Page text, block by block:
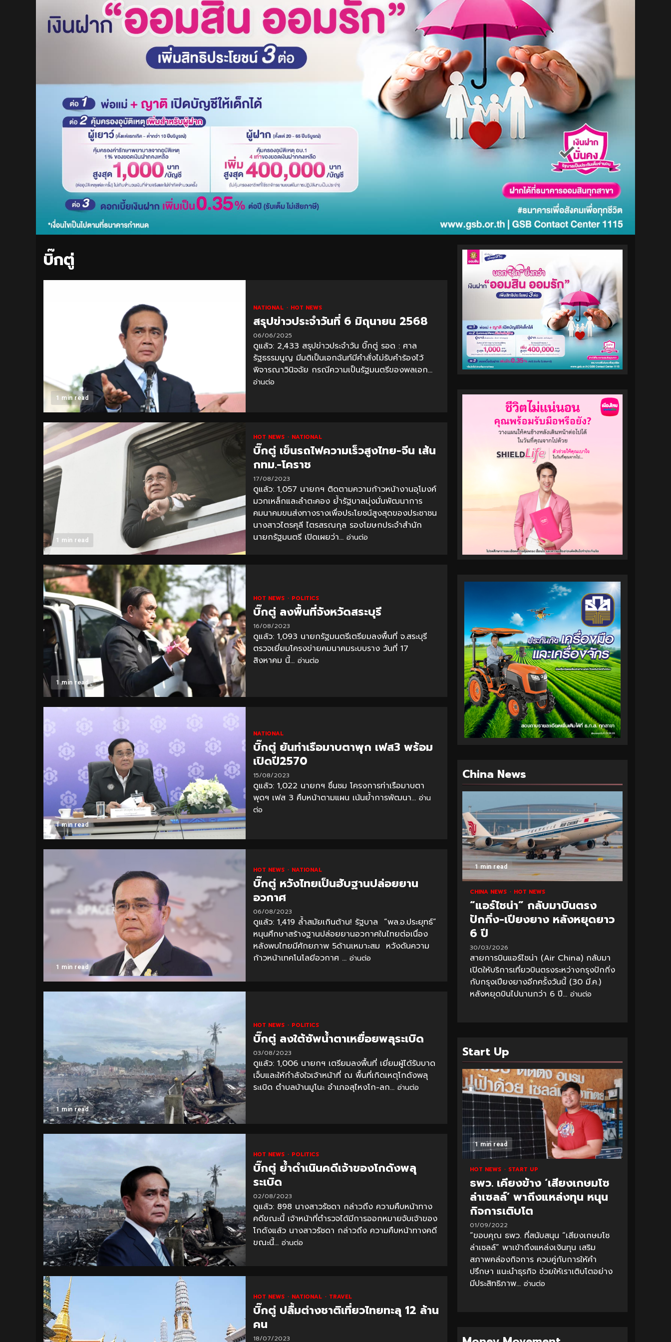
บิ๊กตู่
1 min read
NATIONAL HOT NEWS
สรุปข่าวประจำวันที่ 6 มิถุนายน 2568
06/06/2025
ดูแล้ว: 2,433 สรุปข่าวประจำวัน บิ๊กตู่ รอด : ศาล
รัฐธรรมนูญ มีมติเป็นเอกฉันท์มีคำสั่งไม่รับคำร้องไว้
พิจารณาวินิจฉัย กรณีความเป็นรัฐมนตรีของพลเอก...
อ่านต่อ
1 min read
HOT NEWS NATIONAL
บิ๊กตู่ เข็นรถไฟความเร็วสูงไทย-จีน เส้น
กทม.-โคราช
17/08/2023
ดูแล้ว: 1,057 นายกฯ ติดตามความก้าวหน้างานอุโมงค์
มวกเหล็กและลำตะคอง ย้ำรัฐบาลมุ่งมั่นพัฒนาการ
คมนาคมขนส่งทางรางเพื่อประโยชน์สูงสุดของประชาชน
นางสาวไตรศุลี ไตรสรณกุล รองโฆษกประจำสำนัก
นายกรัฐมนตรี เปิดเผยว่า... อ่านต่อ
1 min read
HOT NEWS POLITICS
บิ๊กตู่ ลงพื้นที่จังหวัดสระบุรี
16/08/2023
ดูแล้ว: 1,093 นายกรัฐมนตรีเตรียมลงพื้นที่ จ.สระบุรี
ตรวจเยี่ยมโครงข่ายคมนาคมระบบราง วันที่ 17
สิงหาคม นี้... อ่านต่อ
1 min read
NATIONAL
บิ๊กตู่ ยันท่าเรือมาบตาพุก เฟส3 พร้อม
เปิดปี2570
15/08/2023
ดูแล้ว: 1,022 นายกฯ ชื่นชม โครงการท่าเรือมาบตา
พุดฯ เฟส 3 คืบหน้าตามแผน เน้นย้ำการพัฒนา... อ่าน
ต่อ
1 min read
HOT NEWS NATIONAL
บิ๊กตู่ หวังไทยเป็นฮับฐานปล่อยยาน
อวกาศ
06/08/2023
ดูแล้ว: 1,419 ล้ำสมัยเกินต้าน! รัฐบาล “พล.อ.ประยุทธ์”
หนุนศึกษาสร้างฐานปล่อยยานอวกาศในไทยต่อเนื่อง
หลังพบไทยมีศักยภาพ 5ด้านเหมาะสม หวังดันความ
ก้าวหน้าเทคโนโลยีอวกาศ ... อ่านต่อ
1 min read
HOT NEWS POLITICS
บิ๊กตู่ ลงใต้ซัพน้ำตาเหยื่อยพลุระเบิด
03/08/2023
ดูแล้ว: 1,006 นายกฯ เตรียมลงพื้นที่ เยี่ยมผู้ได้รับบาด
เจ็บและให้กำลังใจเจ้าหน้าที่ ณ พื้นที่เกิดเหตุโกดังพลุ
ระเบิด ตำบลบ้านมูโนะ อำเภอสุไหงโก-ลก... อ่านต่อ
HOT NEWS POLITICS
บิ๊กตู่ ย้ำดำเนินคดีเจ้าของโกดังพลุ
ระเบิด
02/08/2023
ดูแล้ว: 898 นางสาวรัชดา กล่าวถึง ความคืบหน้าทาง
คดีขณะนี้ เจ้าหน้าที่ตำรวจได้มีการออกหมายจับเจ้าของ
โกดังแล้ว นางสาวรัชดา กล่าวถึง ความคืบหน้าทางคดี
ขณะนี้... อ่านต่อ
HOT NEWS NATIONAL TRAVEL
บิ๊กตู่ ปลื้มต่างชาติเที่ยวไทยทะลุ 12 ล้าน
คน
18/07/2023
China News
1 min read
CHINA NEWS HOT NEWS
“แอร์ไชน่า” กลับมาบินตรง
ปักกิ่ง-เปียงยาง หลังหยุดยาว
6 ปี
30/03/2026
สายการบินแอร์ไชน่า (Air China) กลับมา
เปิดให้บริการเที่ยวบินตรงระหว่างกรุงปักกิ่ง
กับกรุงเปียงยางอีกครั้งวันนี้ (30 มี.ค.)
หลังหยุดบินไปนานกว่า 6 ปี... อ่านต่อ
Start Up
1 min read
HOT NEWS START UP
ธพว. เคียงข้าง ‘เสียงเกษมโซ
ล่าเซลล์’ พาถึงแหล่งทุน หนุน
กิจการเติบโต
01/09/2022
“ขอบคุณ ธพว. ที่สนับสนุน “เสียงเกษมโซ
ล่าเซลล์” พาเข้าถึงแหล่งเงินทุน เสริม
สภาพคล่องกิจการ ควบคู่กับการให้คำ
ปรึกษา แนะนำธุรกิจ ช่วยให้เราเติบโตอย่าง
มีประสิทธิภาพ... อ่านต่อ